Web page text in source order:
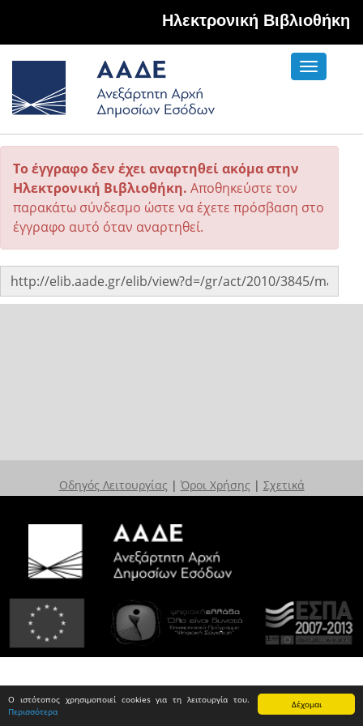
Δέχομαι
Ο ιστότοπος χρησιμοποιεί cookies για τη λειτουργία του.
Περισσότερα
Hλεκτρονική Βιβλιοθήκη
Toggle
Το έγγραφο δεν έχει αναρτηθεί ακόμα στην
Ηλεκτρονική Βιβλιοθήκη. Αποθηκεύστε τον
παρακάτω σύνδεσμο ώστε να έχετε πρόσβαση στο
έγγραφο αυτό όταν αναρτηθεί.
Οδηγός Λειτουργίας | Όροι Χρήσης | Σχετικά